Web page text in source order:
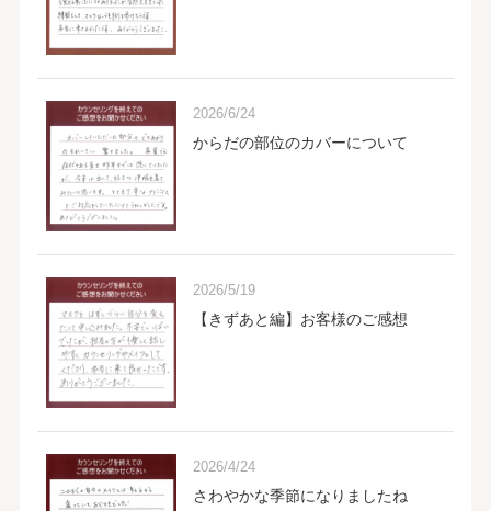
2026/6/24
からだの部位のカバーについて
2026/5/19
【きずあと編】お客様のご感想
2026/4/24
さわやかな季節になりましたね